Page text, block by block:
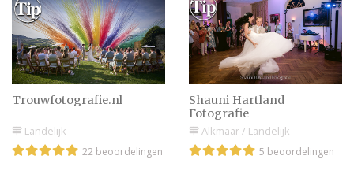
Trouwfotografie.nl
Landelijk
22 beoordelingen
Shauni Hartland
Fotografie
Alkmaar / Landelijk
5 beoordelingen
Toffe locaties & ideeën!
Zoek je een mooie locatie
voor de fotoshoot? Denk
eens aan een kasteel!